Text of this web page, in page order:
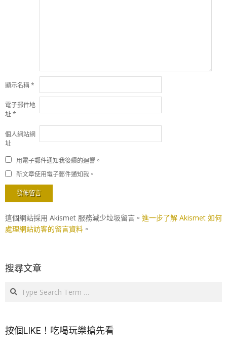
顯示名稱*
電子郵件地
址*
個人網站網
址
用電子郵件通知我後續的迴響。
新文章使用電子郵件通知我。
這個網站採用 Akismet 服務減少垃圾留言。 進一步了解 Akismet 如何
處理網站訪客的留言資料 。
搜尋文章
Search
按個LIKE！吃喝玩樂搶先看